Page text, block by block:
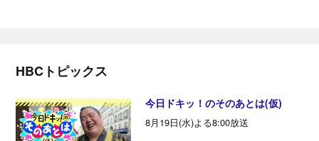
HBCトピックス
今日ドキッ！のそのあとは(仮)
8月19日(水)よる8:00放送